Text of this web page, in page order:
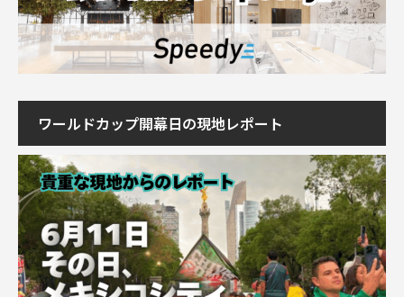
ワールドカップ開幕日の現地レポート